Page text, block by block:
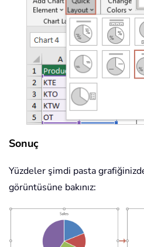
Sonuç
Yüzdeler şimdi pasta
görüntüsüne bakınız: